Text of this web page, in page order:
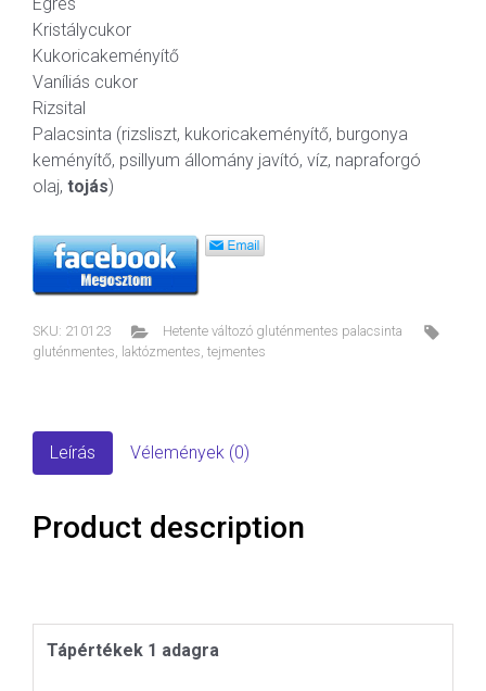
Egres
Kristálycukor
Kukoricakeményítő
Vaníliás cukor
Rizsital
Palacsinta (rizsliszt, kukoricakeményítő, burgonya
keményítő, psillyum állomány javító, víz, napraforgó
olaj, tojás)
SKU: 210123
Hetente változó gluténmentes palacsinta
gluténmentes, laktózmentes, tejmentes
Leírás Vélemények (0)
Product description
Tápértékek 1 adagra